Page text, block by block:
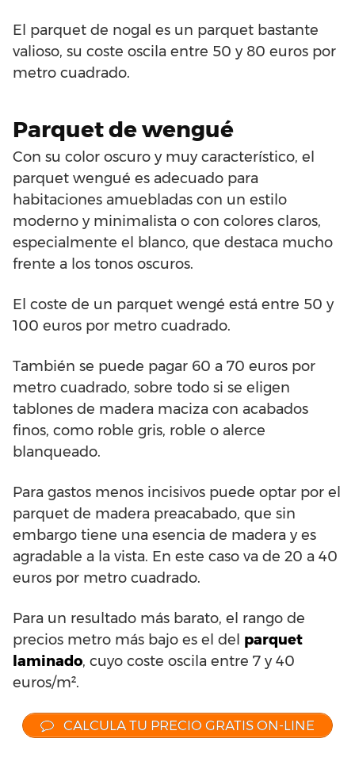
El parquet de nogal es un parquet bastante
valioso, su coste oscila entre 50 y 80 euros por
metro cuadrado.
Parquet de wengué
Con su color oscuro y muy característico, el
parquet wengué es adecuado para
habitaciones amuebladas con un estilo
moderno y minimalista o con colores claros,
especialmente el blanco, que destaca mucho
frente a los tonos oscuros.
El coste de un parquet wengé está entre 50 y
100 euros por metro cuadrado.
También se puede pagar 60 a 70 euros por
metro cuadrado, sobre todo si se eligen
tablones de madera maciza con acabados
finos, como roble gris, roble o alerce
blanqueado.
Para gastos menos incisivos puede optar por el
parquet de madera preacabado, que sin
embargo tiene una esencia de madera y es
agradable a la vista. En este caso va de 20 a 40
euros por metro cuadrado.
Para un resultado más barato, el rango de
precios metro más bajo es el del parquet
laminado, cuyo coste oscila entre 7 y 40
euros/m².
CALCULA TU PRECIO GRATIS ON-LINE